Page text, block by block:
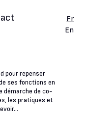
Fr
En
pour repenser
ses fonctions en
démarche de co-
les pratiques et